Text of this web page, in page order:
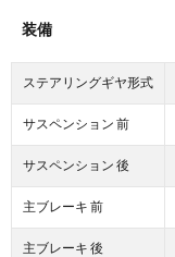
装備
ステアリングギヤ形式
サスペンション 前
サスペンション 後
主ブレーキ 前
主ブレーキ 後